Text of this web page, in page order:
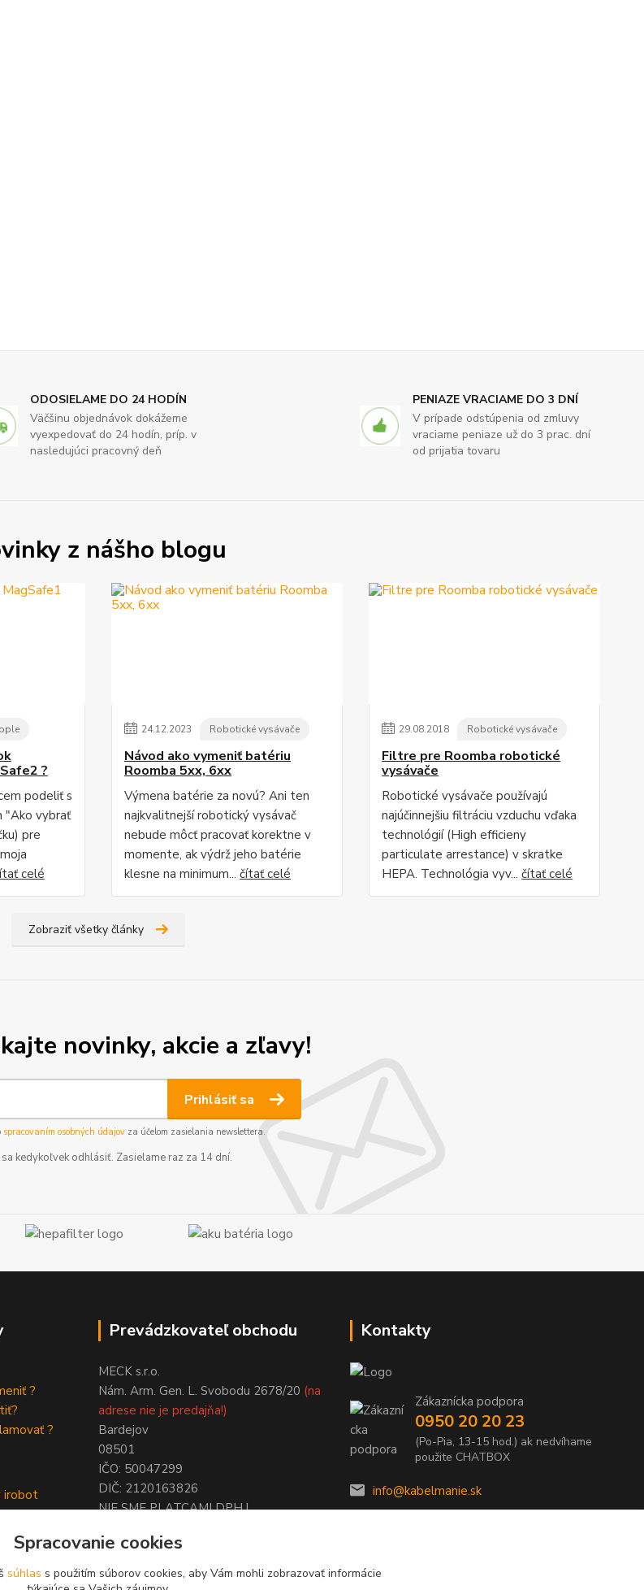
ODOSIELAME DO 24 HODÍN
Väčšinu objednávok dokážeme
vyexpedovať do 24 hodín, príp. v
nasledujúci pracovný deň
PENIAZE VRACIAME DO 3 DNÍ
V prípade odstúpenia od zmluvy
vraciame peniaze už do 3 prac. dní
od prijatia tovaru
z nášho blogu
?
podeliť s
"Ako vybrať
pre
celé
24.12.2023 Robotické vysávače
Návod ako vymeniť batériu
Roomba 5xx, 6xx
Výmena batérie za novú? Ani ten
najkvalitnejší robotický vysávač
nebude môcť pracovať korektne v
momente, ak výdrž jeho batérie
klesne na minimum... čítať celé
29.08.2018 Robotické vysávače
Filtre pre Roomba robotické
vysávače
Robotické vysávače používajú
najúčinnejšiu filtráciu vzduchu vďaka
technológií (High efficieny
particulate arrestance) v skratke
HEPA. Technológia vyv...čítať celé
Zobraziť všetky články
novinky, akcie a zľavy!
Prihlásiť sa
spracovaním osobných údajovza účelom zasielania newslettera.
kedykoľvek odhlásiť. Zasielame raz za 14 dní.
?
?
irobot
Prevádzkovateľ obchodu
MECK s.r.o.
Nám. Arm. Gen. L. Svobodu 2678/20 (na
adrese nie je predajňa!)
Bardejov
08501
IČO: 50047299
DIČ: 2120163826
NIE SME PLATCAMI DPH !
Kontakty
Zákaznícka podpora
0950 20 20 23
(Po-Pia, 13-15 hod.) ak nedvíhame
použite CHATBOX
info@kabelmanie.sk
Spracovanie cookies
súhlas s použitím súborov cookies, aby Vám mohli zobrazovať informácie